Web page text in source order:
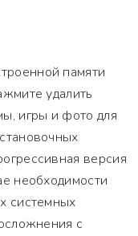
памяти
удалить
игры и фото для
версия
необходимости
системных
с